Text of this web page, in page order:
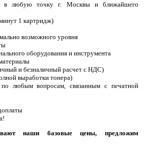
в любую точку г. Москвы и ближайшего
1 картридж)
возможного уровня
оборудования и инструмента
и безналичный расчет с НДС)
выработки тонера)
по любым вопросам, связанным с печатной
наши базовые цены, предложим